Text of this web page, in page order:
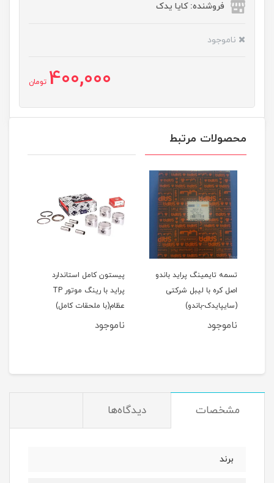
فروشنده: کایا یدک
ناموجود
400,000 تومان
محصولات مرتبط
تسمه تایمینگ پراید باندو
اصل کره با لیبل شرکتی
(سایپایدک-باندو)
ناموجود
پیستون کامل استاندارد
پراید با رینگ موتور TP
عظام(با ملحقات کامل)
ناموجود
مشخصات دیدگاه‌ها
برند